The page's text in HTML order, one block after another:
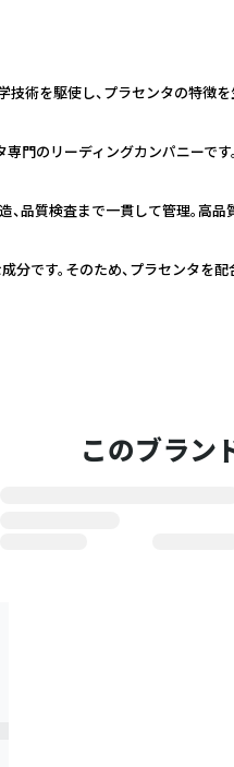
技術を駆使し、プラセンタの特
専門のリーディングカンパニーで
品質検査まで一貫して管理。高
です。そのため、プラセンタを
このブラン